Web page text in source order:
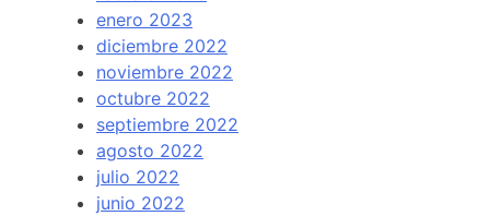
enero 2023
diciembre 2022
noviembre 2022
octubre 2022
septiembre 2022
agosto 2022
julio 2022
junio 2022